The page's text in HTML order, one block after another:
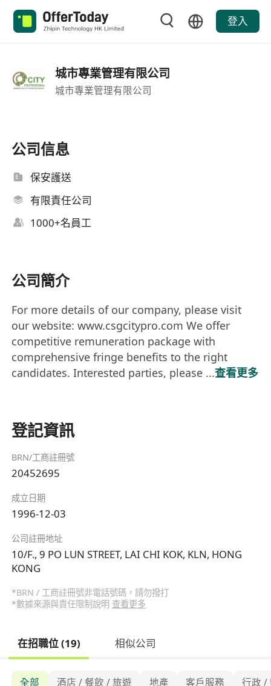
登入
城市專業管理有限公司
城市專業管理有限公司
公司信息
保安護送
有限責任公司
1000+名員工
公司簡介
For more details of our company, please visit
our website: www.csgcitypro.com We offer
competitive remuneration package with
comprehensive fringe benefits to the right
candidates. Interested parties, please ...查看更多
登記資訊
BRN/工商註冊號
20452695
成立日期
1996-12-03
公司註冊地址
10/F., 9 PO LUN STREET, LAI CHI KOK, KLN, HONG
KONG
*BRN / 工商註冊號非電話號碼，請勿撥打
*數據來源與責任限制說明 查看更多
在招職位 (19) 相似公司
全部 酒店 / 餐飲 / 旅遊 地產 客戶服務 行政 /